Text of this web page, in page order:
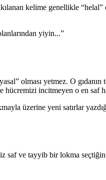
kelime genellikle
yiyin...”
olması yetmez. O gıdanın
hücremizi incitmeyen o en saf
üzerine yeni satırlar
saf ve tayyib bir lokma